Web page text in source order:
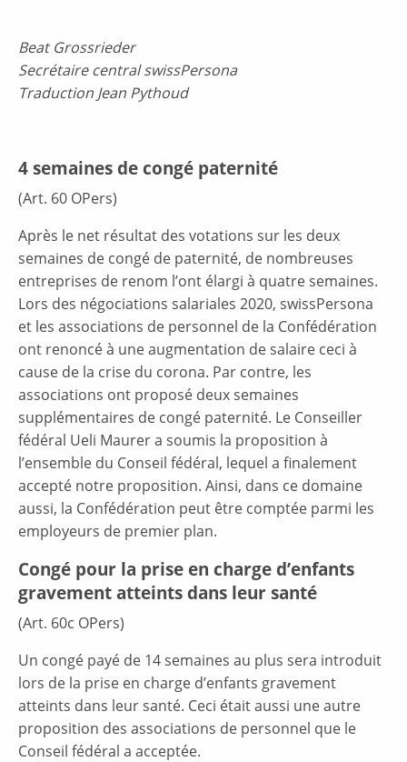
Beat Grossrieder
Secrétaire central swissPersona
Traduction Jean Pythoud
4 semaines de congé paternité
(Art. 60 OPers)
Après le net résultat des votations sur les deux
semaines de congé de paternité, de nombreuses
entreprises de renom l’ont élargi à quatre semaines.
Lors des négociations salariales 2020, swissPersona
et les associations de personnel de la Confédération
ont renoncé à une augmentation de salaire ceci à
cause de la crise du corona. Par contre, les
associations ont proposé deux semaines
supplémentaires de congé paternité. Le Conseiller
fédéral Ueli Maurer a soumis la proposition à
l’ensemble du Conseil fédéral, lequel a finalement
accepté notre proposition. Ainsi, dans ce domaine
aussi, la Confédération peut être comptée parmi les
employeurs de premier plan.
Congé pour la prise en charge d’enfants
gravement atteints dans leur santé
(Art. 60c OPers)
Un congé payé de 14 semaines au plus sera introduit
lors de la prise en charge d’enfants gravement
atteints dans leur santé. Ceci était aussi une autre
proposition des associations de personnel que le
Conseil fédéral a acceptée.